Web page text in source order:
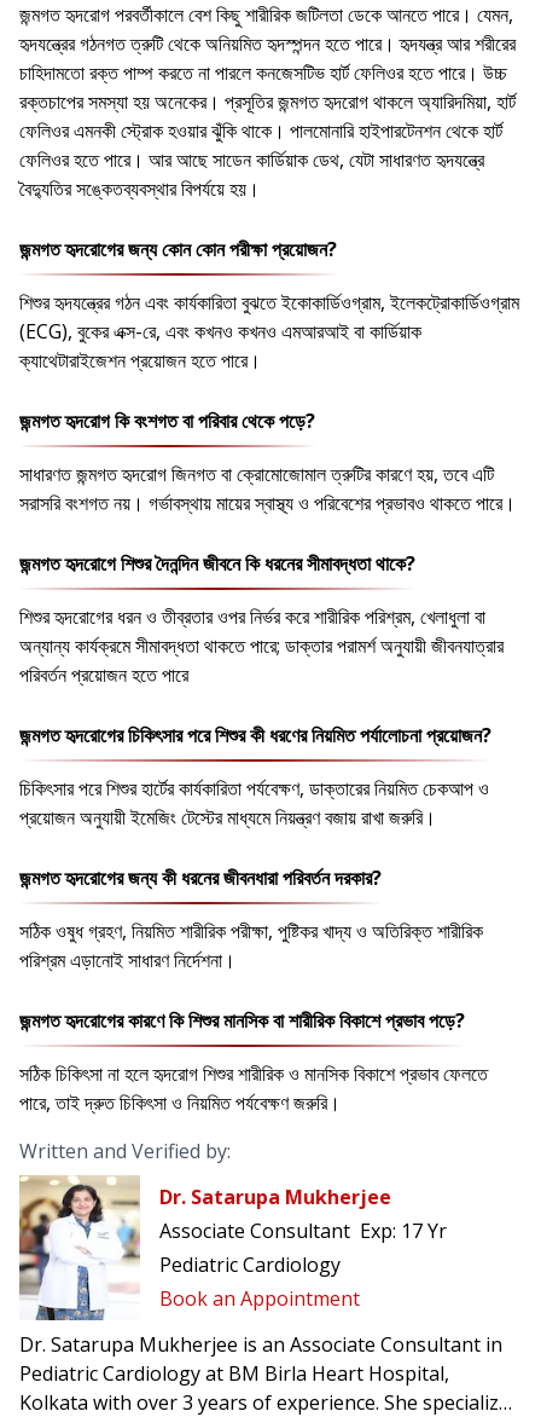
জন্মগত হৃদরোগ পরবর্তীকালে বেশ কিছু শারীরিক জটিলতা ডেকে আনতে পারে। যেমন,
হৃদযন্ত্রের গঠনগত ত্রুটি থেকে অনিয়মিত হৃদস্পন্দন হতে পারে। হৃদযন্ত্র আর শরীরের
চাহিদামতো রক্ত পাম্প করতে না পারলে কনজেসটিভ হার্ট ফেলিওর হতে পারে। উচ্চ
রক্তচাপের সমস্যা হয় অনেকের। প্রসূতির জন্মগত হৃদরোগ থাকলে অ্যারিদমিয়া, হার্ট
ফেলিওর এমনকী স্ট্রোক হওয়ার ঝুঁকি থাকে। পালমোনারি হাইপারটেনশন থেকে হার্ট
ফেলিওর হতে পারে। আর আছে সাডেন কার্ডিয়াক ডেথ, যেটা সাধারণত হৃদযন্ত্রে
বৈদ্যুতির সঙ্কেতব্যবস্থার বিপর্যয়ে হয়।
জন্মগত হৃদরোগের জন্য কোন কোন পরীক্ষা প্রয়োজন?
শিশুর হৃদযন্ত্রের গঠন এবং কার্যকারিতা বুঝতে ইকোকার্ডিওগ্রাম, ইলেকট্রোকার্ডিওগ্রাম
(ECG), বুকের এক্স-রে, এবং কখনও কখনও এমআরআই বা কার্ডিয়াক
ক্যাথেটারাইজেশন প্রয়োজন হতে পারে।
জন্মগত হৃদরোগ কি বংশগত বা পরিবার থেকে পড়ে?
সাধারণত জন্মগত হৃদরোগ জিনগত বা ক্রোমোজোমাল ত্রুটির কারণে হয়, তবে এটি
সরাসরি বংশগত নয়। গর্ভাবস্থায় মায়ের স্বাস্থ্য ও পরিবেশের প্রভাবও থাকতে পারে।
জন্মগত হৃদরোগে শিশুর দৈনন্দিন জীবনে কি ধরনের সীমাবদ্ধতা থাকে?
শিশুর হৃদরোগের ধরন ও তীব্রতার ওপর নির্ভর করে শারীরিক পরিশ্রম, খেলাধুলা বা
অন্যান্য কার্যক্রমে সীমাবদ্ধতা থাকতে পারে; ডাক্তার পরামর্শ অনুযায়ী জীবনযাত্রার
পরিবর্তন প্রয়োজন হতে পারে
জন্মগত হৃদরোগের চিকিৎসার পরে শিশুর কী ধরণের নিয়মিত পর্যালোচনা প্রয়োজন?
চিকিৎসার পরে শিশুর হার্টের কার্যকারিতা পর্যবেক্ষণ, ডাক্তারের নিয়মিত চেকআপ ও
প্রয়োজন অনুযায়ী ইমেজিং টেস্টের মাধ্যমে নিয়ন্ত্রণ বজায় রাখা জরুরি।
জন্মগত হৃদরোগের জন্য কী ধরনের জীবনধারা পরিবর্তন দরকার?
সঠিক ওষুধ গ্রহণ, নিয়মিত শারীরিক পরীক্ষা, পুষ্টিকর খাদ্য ও অতিরিক্ত শারীরিক
পরিশ্রম এড়ানোই সাধারণ নির্দেশনা।
জন্মগত হৃদরোগের কারণে কি শিশুর মানসিক বা শারীরিক বিকাশে প্রভাব পড়ে?
সঠিক চিকিৎসা না হলে হৃদরোগ শিশুর শারীরিক ও মানসিক বিকাশে প্রভাব ফেলতে
পারে, তাই দ্রুত চিকিৎসা ও নিয়মিত পর্যবেক্ষণ জরুরি।
Written and Verified by:
Dr. Satarupa Mukherjee
Associate Consultant Exp: 17 Yr
Pediatric Cardiology
Book an Appointment
Dr. Satarupa Mukherjee is an Associate Consultant in
Pediatric Cardiology at BM Birla Heart Hospital,
Kolkata with over 3 years of experience. She specializes